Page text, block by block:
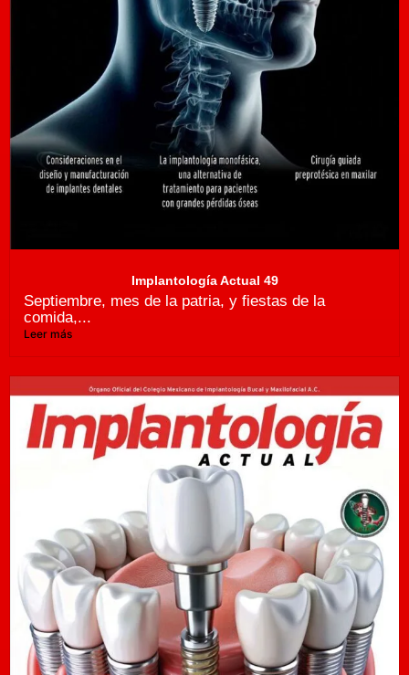
Implantología Actual 49
Septiembre, mes de la patria, y fiestas de la
comida,...
Leer más